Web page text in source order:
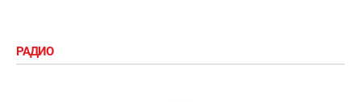
РАДИО